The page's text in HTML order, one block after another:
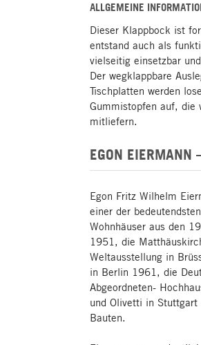
ALLGEMEINE
Dieser Klappbock ist
entstand auch als
vielseitig einsetzbar
Der wegklappbare
Tischplatten werden
Gummistopfen auf, die
mitliefern.
EGON EIERMANN
Egon Fritz Wilhelm
einer der
Wohnhäuser aus den
1951, die
Weltausstellung in
in Berlin 1961, die
Abgeordneten-
und Olivetti in Stuttgart
Bauten.